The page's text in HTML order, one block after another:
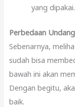
yang dipakai.
Perbedaan
Sebenarnya,
sudah bisa
bawah ini akan
Dengan begitu,
baik.